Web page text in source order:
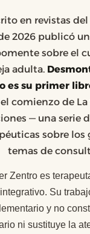
en revistas
2026 publicó
sobre el
adulta.
es su primer
comienzo de La
— una serie
sobre los
temas de
Zentro es
integrativo. Su
y no
ni sustituye la